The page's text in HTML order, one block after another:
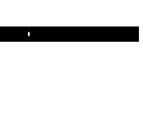
Play